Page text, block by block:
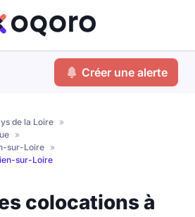
?
Créer une alerte
de la Loire »
»
sur-Loire »
sur-Loire
colocations à